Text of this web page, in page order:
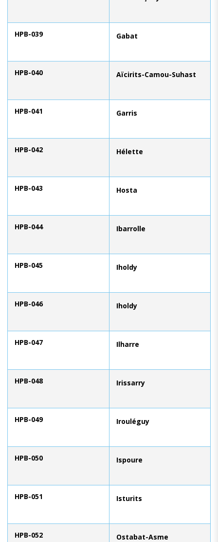
HPB-039 Gabat
HPB-040 Aïcirits-Camou-Suhast
HPB-041 Garris
HPB-042 Hélette
HPB-043 Hosta
HPB-044 Ibarrolle
HPB-045 Iholdy
HPB-046 Iholdy
HPB-047 Ilharre
HPB-048 Irissarry
HPB-049 Irouléguy
HPB-050 Ispoure
HPB-051 Isturits
HPB-052 Ostabat-Asme